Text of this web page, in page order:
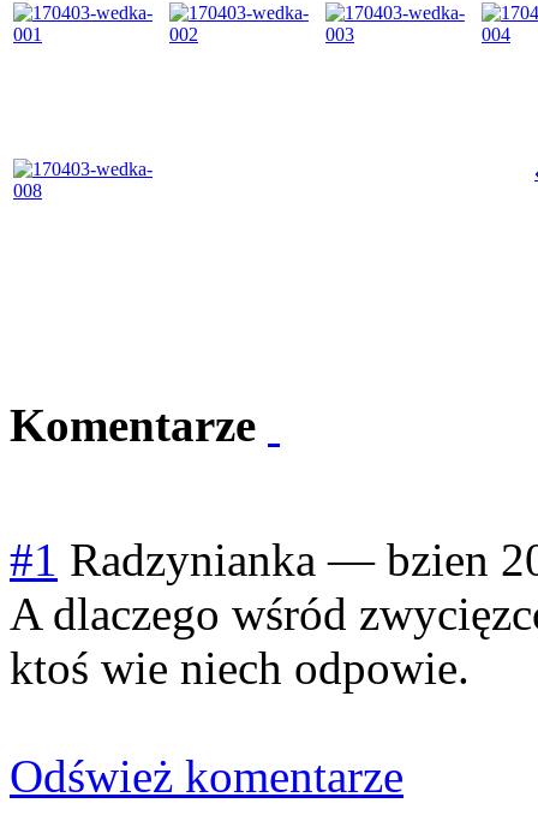
Komentarze
#1 Radzynianka — bzien
A dlaczego wśród
ktoś wie niech odpowie.
Odśwież komentarze